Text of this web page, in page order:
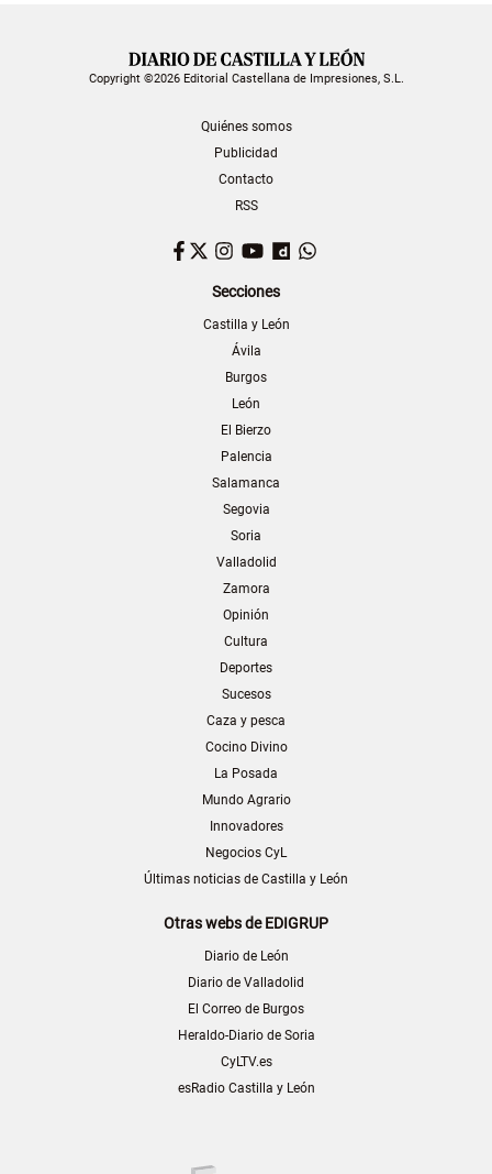
Copyright ©2026 Editorial Castellana de Impresiones, S.L.
Quiénes somos
Publicidad
Contacto
RSS
Facebook
TwitterInstagram
YouTubeDailymotion
Secciones
Castilla y León
Ávila
Burgos
León
El Bierzo
Palencia
Salamanca
Segovia
Soria
Valladolid
Zamora
Opinión
Cultura
Deportes
Sucesos
Caza y pesca
Cocino Divino
La Posada
Mundo Agrario
Innovadores
Negocios CyL
Últimas noticias de Castilla y León
Otras webs de EDIGRUP
Diario de León
Diario de Valladolid
El Correo de Burgos
Heraldo-Diario de Soria
CyLTV.es
esRadio Castilla y León